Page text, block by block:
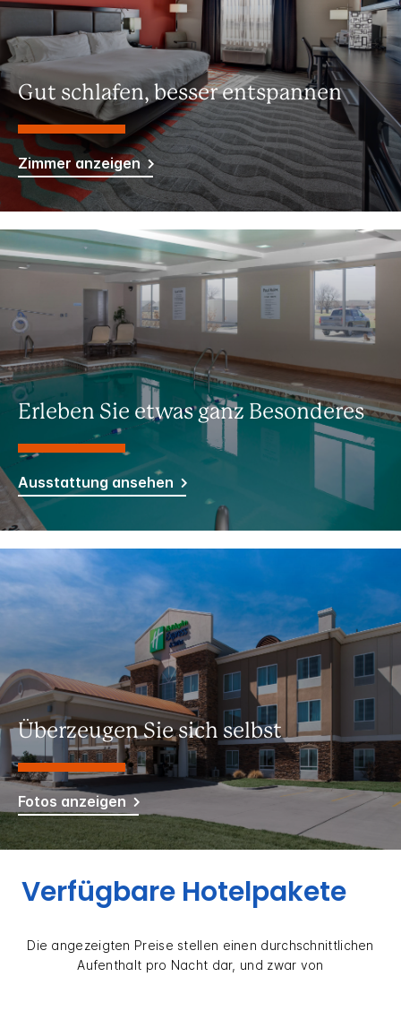
Gut schlafen, besser entspannen
Zimmer anzeigen
Erleben Sie etwas ganz Besonderes
Ausstattung ansehen
Überzeugen Sie sich selbst
Fotos anzeigen
Verfügbare Hotelpakete
Die angezeigten Preise stellen einen durchschnittlichen
Aufenthalt pro Nacht dar, und zwar von